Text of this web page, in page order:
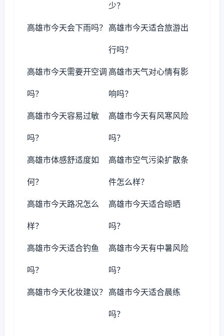
少？
高雄市今天会下雨吗？ 高雄市今天适合旅游出
行吗？
高雄市今天需要开空调
吗？
高雄市天气对心情有影
响吗？
高雄市今天容易过敏
吗？
高雄市今天有风寒风险
吗？
高雄市体感舒适度如
何？
高雄市空气污染扩散条
件怎么样？
高雄市今天路况怎么
样？
高雄市今天适合晾晒
吗？
高雄市今天适合钓鱼
吗？
高雄市今天有中暑风险
吗？
高雄市今天化妆建议？ 高雄市今天适合晨练
吗？